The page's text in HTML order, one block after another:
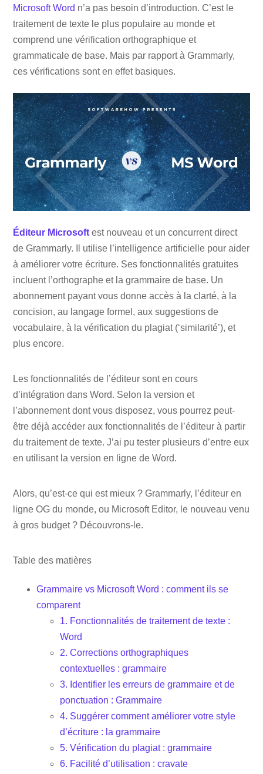
Microsoft Word n’a pas besoin d’introduction. C’est le
traitement de texte le plus populaire au monde et
comprend une vérification orthographique et
grammaticale de base. Mais par rapport à Grammarly,
ces vérifications sont en effet basiques.
Éditeur Microsoft est nouveau et un concurrent direct
de Grammarly. Il utilise l’intelligence artificielle pour aider
à améliorer votre écriture. Ses fonctionnalités gratuites
incluent l’orthographe et la grammaire de base. Un
abonnement payant vous donne accès à la clarté, à la
concision, au langage formel, aux suggestions de
vocabulaire, à la vérification du plagiat (‘similarité’), et
plus encore.
Les fonctionnalités de l’éditeur sont en cours
d’intégration dans Word. Selon la version et
l’abonnement dont vous disposez, vous pourrez peut-
être déjà accéder aux fonctionnalités de l’éditeur à partir
du traitement de texte. J’ai pu tester plusieurs d’entre eux
en utilisant la version en ligne de Word.
Alors, qu’est-ce qui est mieux ? Grammarly, l’éditeur en
ligne OG du monde, ou Microsoft Editor, le nouveau venu
à gros budget ? Découvrons-le.
Table des matières
Grammaire vs Microsoft Word : comment ils se
comparent
1. Fonctionnalités de traitement de texte :
Word
2. Corrections orthographiques
contextuelles : grammaire
3. Identifier les erreurs de grammaire et de
ponctuation : Grammaire
4. Suggérer comment améliorer votre style
d’écriture : la grammaire
5. Vérification du plagiat : grammaire
6. Facilité d’utilisation : cravate